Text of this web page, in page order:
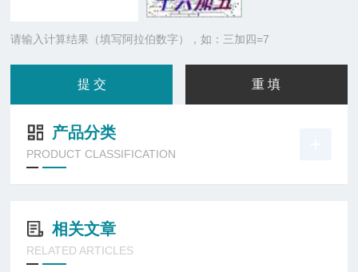
请输入计算结果（填写阿拉伯数字），如：三加四=7
产品分类
PRODUCT CLASSIFICATION
相关文章
RELATED ARTICLES